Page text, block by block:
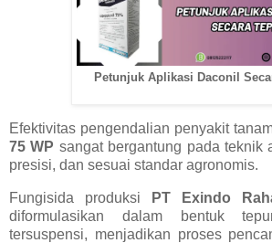
Petunjuk Aplikasi Daconil
Efektivitas pengendalian penyakit
75 WP sangat bergantung pada teknik
presisi, dan sesuai standar agronomis.
Fungisida produksi PT Exindo
diformulasikan dalam bentuk
tersuspensi, menjadikan proses